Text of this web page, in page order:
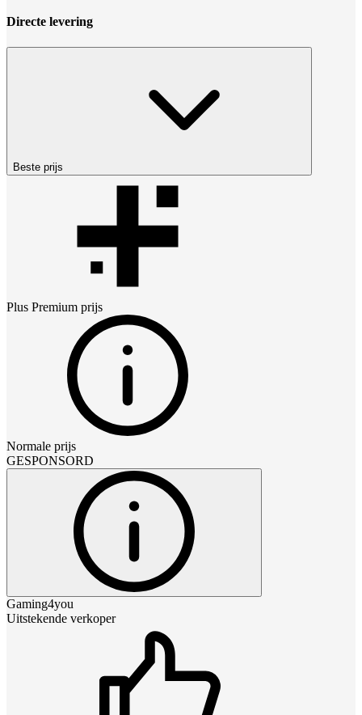
Directe levering
Beste prijs
Plus Premium prijs
Normale prijs
GESPONSORD
Gaming4you
Uitstekende verkoper